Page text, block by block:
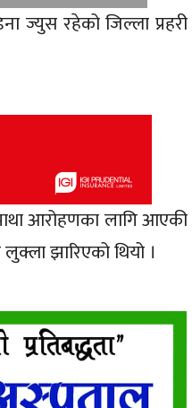
ज्युस रहेको जिल्ला प्रहरी
आरोहणका लागि आएकी
झारिएको थियो ।